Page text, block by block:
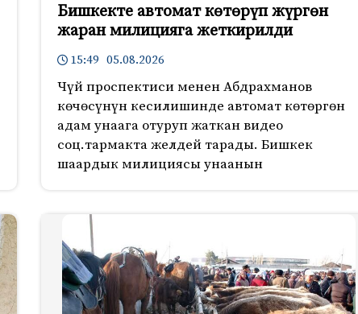
Бишкекте автомат көтөрүп жүргөн
жаран милицияга жеткирилди
15:49 05.08.2026
Чүй проспектиси менен Абдрахманов
көчөсүнүн кесилишинде автомат көтөргөн
адам унаага отуруп жаткан видео
соц.тармакта желдей тарады. Бишкек
шаардык милициясы унаанын